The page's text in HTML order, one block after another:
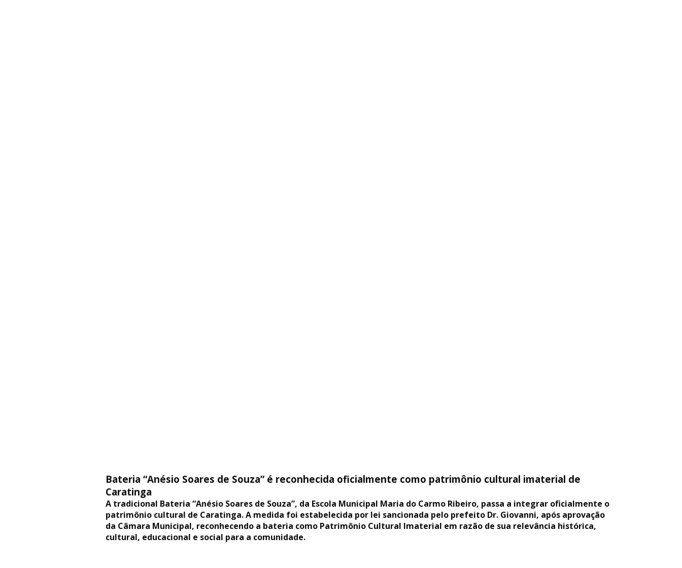
Bateria “Anésio Soares de Souza” é reconhecida oficialmente como patrimônio cultural imaterial de
Caratinga
A tradicional Bateria “Anésio Soares de Souza”, da Escola Municipal Maria do Carmo Ribeiro, passa a integrar oficialmente o
patrimônio cultural de Caratinga. A medida foi estabelecida por lei sancionada pelo prefeito Dr. Giovanni, após aprovação
da Câmara Municipal, reconhecendo a bateria como Patrimônio Cultural Imaterial em razão de sua relevância histórica,
cultural, educacional e social para a comunidade.